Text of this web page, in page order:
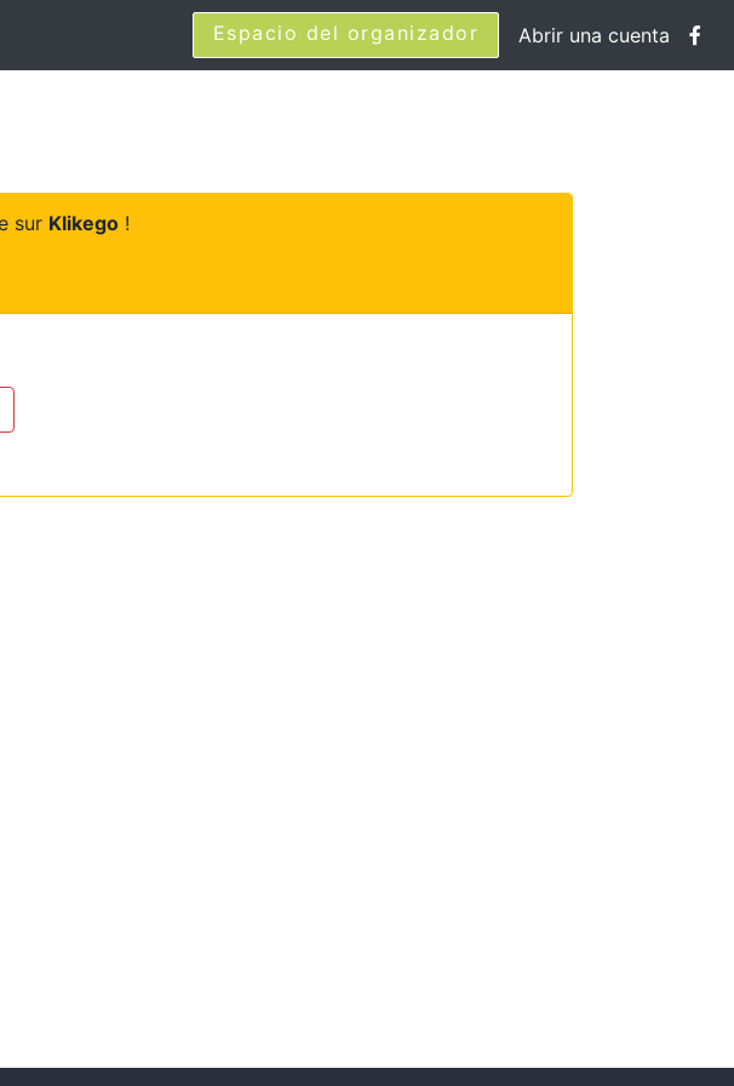
Espacio del organizador Abrir una cuenta
sur Klikego!